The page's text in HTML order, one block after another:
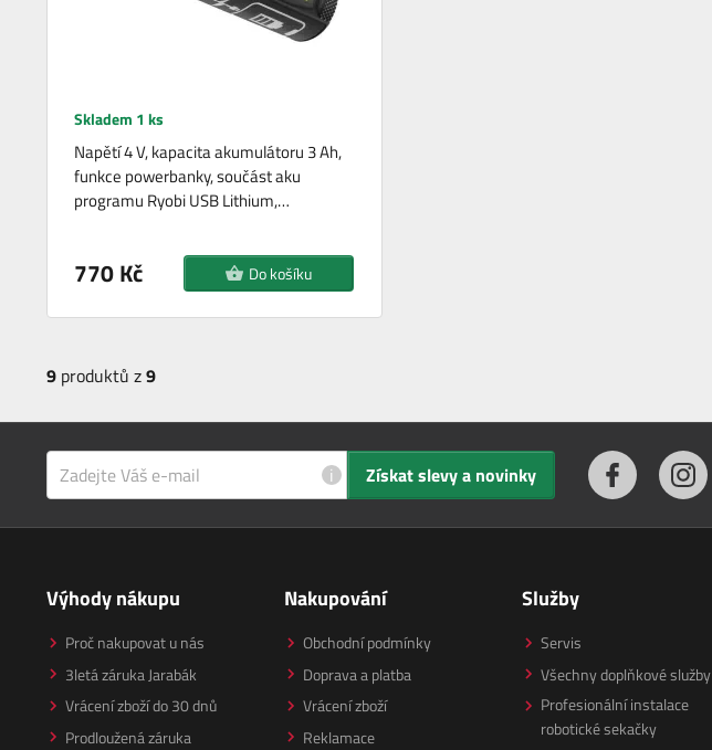
Skladem 1 ks
Napětí 4 V, kapacita akumulátoru 3 Ah,
funkce powerbanky, součást aku
programu Ryobi USB Lithium,…
770 Kč Do košíku
9 produktů z9
i Získat slevy a novinky
Výhody nákupu
Proč nakupovat u nás
3letá záruka Jarabák
Vrácení zboží do 30 dnů
Prodloužená záruka
Nakupování
Obchodní podmínky
Doprava a platba
Vrácení zboží
Reklamace
Služby
Servis
Všechny doplňkové služby
Profesionální instalace
robotické sekačky